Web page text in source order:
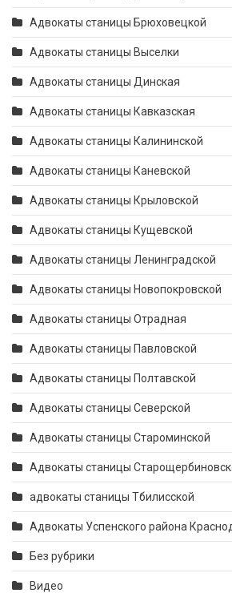
Адвокаты станицы Брюховецкой
Адвокаты станицы Выселки
Адвокаты станицы Динская
Адвокаты станицы Кавказская
Адвокаты станицы Калининской
Адвокаты станицы Каневской
Адвокаты станицы Крыловской
Адвокаты станицы Кущевской
Адвокаты станицы Ленинградской
Адвокаты станицы Новопокровской
Адвокаты станицы Отрадная
Адвокаты станицы Павловской
Адвокаты станицы Полтавской
Адвокаты станицы Северской
Адвокаты станицы Староминской
Адвокаты станицы
адвокаты станицы Тбилисской
Адвокаты Успенского района
Без рубрики
Видео